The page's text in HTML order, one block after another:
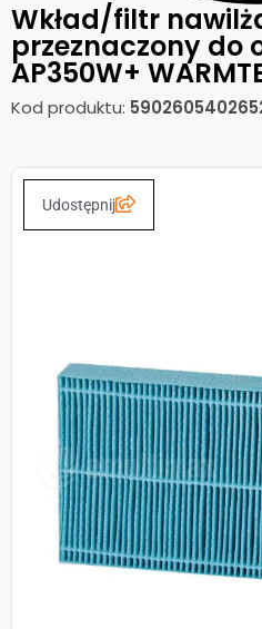
Wkład/filtr
przeznaczony do
AP350W+
Kod produktu:
Udostępnij